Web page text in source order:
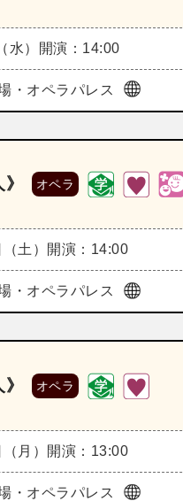
水） 開演：14:00
・オペラパレス
オペラ
土） 開演：14:00
・オペラパレス
オペラ
月） 開演：13:00
・オペラパレス